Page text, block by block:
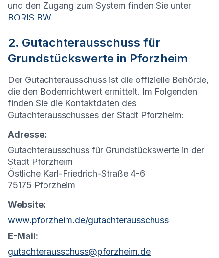
und den Zugang zum System finden Sie unter
BORIS BW.
2. Gutachterausschuss für
Grundstückswerte in Pforzheim
Der Gutachterausschuss ist die offizielle Behörde,
die den Bodenrichtwert ermittelt. Im Folgenden
finden Sie die Kontaktdaten des
Gutachterausschusses der Stadt Pforzheim:
Adresse:
Gutachterausschuss für Grundstückswerte in der
Stadt Pforzheim
Östliche Karl-Friedrich-Straße 4-6
75175 Pforzheim
Website:
www.pforzheim.de/gutachterausschuss
E-Mail:
gutachterausschuss@pforzheim.de